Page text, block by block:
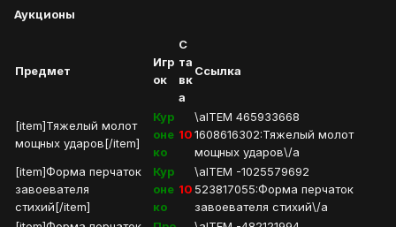
Аукционы
Предмет
Игр
ок
С
та
вк
а
Ссылка
[item]Тяжелый молот
мощных ударов[/item]
Кур
оне
ко
10
\aITEM 465933668
1608616302:Тяжелый молот
мощных ударов\/a
[item]Форма перчаток
завоевателя
стихий[/item]
Кур
оне
ко
10
\aITEM -1025579692
523817055:Форма перчаток
завоевателя стихий\/a